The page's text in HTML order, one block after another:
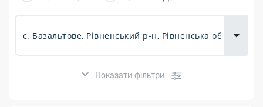
Показати фільтри